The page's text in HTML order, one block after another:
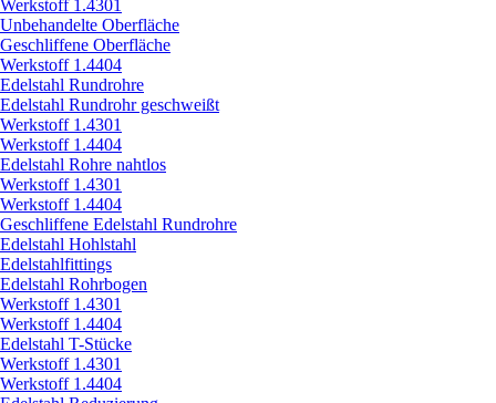
Werkstoff 1.4301
Unbehandelte Oberfläche
Geschliffene Oberfläche
Werkstoff 1.4404
Edelstahl Rundrohre
Edelstahl Rundrohr geschweißt
Werkstoff 1.4301
Werkstoff 1.4404
Edelstahl Rohre nahtlos
Werkstoff 1.4301
Werkstoff 1.4404
Geschliffene Edelstahl Rundrohre
Edelstahl Hohlstahl
Edelstahlfittings
Edelstahl Rohrbogen
Werkstoff 1.4301
Werkstoff 1.4404
Edelstahl T-Stücke
Werkstoff 1.4301
Werkstoff 1.4404